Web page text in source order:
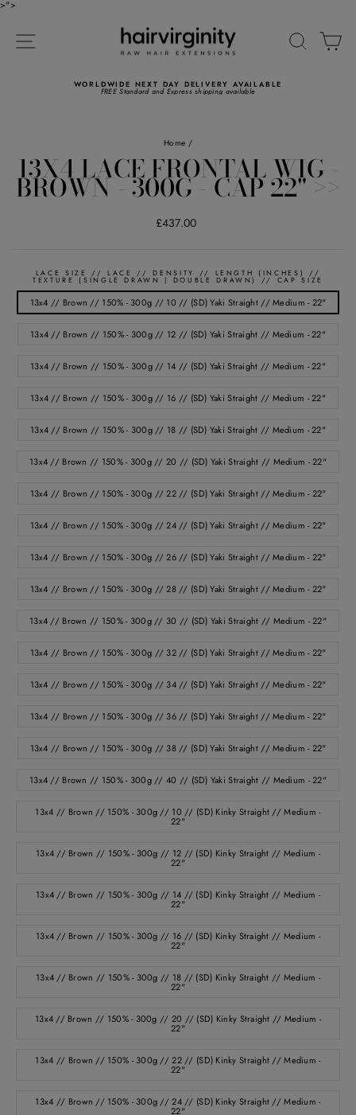
>">
Privacy
Policy
Skip
SITE NAVIGATION
WORLDWIDE NEXT DAY DELIVERY AVAILABLE
FREE Standard and Express shipping available
Home /
13X4 LACE FRONTAL WIG -
BROWN - 300G - CAP 22" >>
Regular
price
£437.00
LACE SIZE // LACE // DENSITY // LENGTH (INCHES) //
TEXTURE (SINGLE DRAWN | DOUBLE DRAWN) // CAP SIZE
13x4 // Brown // 150% - 300g // 10 // (SD) Yaki Straight // Medium - 22"
13x4 // Brown // 150% - 300g // 12 // (SD) Yaki Straight // Medium - 22"
13x4 // Brown // 150% - 300g // 14 // (SD) Yaki Straight // Medium - 22"
13x4 // Brown // 150% - 300g // 16 // (SD) Yaki Straight // Medium - 22"
13x4 // Brown // 150% - 300g // 18 // (SD) Yaki Straight // Medium - 22"
13x4 // Brown // 150% - 300g // 20 // (SD) Yaki Straight // Medium - 22"
13x4 // Brown // 150% - 300g // 22 // (SD) Yaki Straight // Medium - 22"
13x4 // Brown // 150% - 300g // 24 // (SD) Yaki Straight // Medium - 22"
13x4 // Brown // 150% - 300g // 26 // (SD) Yaki Straight // Medium - 22"
13x4 // Brown // 150% - 300g // 28 // (SD) Yaki Straight // Medium - 22"
13x4 // Brown // 150% - 300g // 30 // (SD) Yaki Straight // Medium - 22"
13x4 // Brown // 150% - 300g // 32 // (SD) Yaki Straight // Medium - 22"
13x4 // Brown // 150% - 300g // 34 // (SD) Yaki Straight // Medium - 22"
13x4 // Brown // 150% - 300g // 36 // (SD) Yaki Straight // Medium - 22"
13x4 // Brown // 150% - 300g // 38 // (SD) Yaki Straight // Medium - 22"
13x4 // Brown // 150% - 300g // 40 // (SD) Yaki Straight // Medium - 22"
13x4 // Brown // 150% - 300g // 10 // (SD) Kinky Straight // Medium -
22"
13x4 // Brown // 150% - 300g // 12 // (SD) Kinky Straight // Medium -
22"
13x4 // Brown // 150% - 300g // 14 // (SD) Kinky Straight // Medium -
22"
13x4 // Brown // 150% - 300g // 16 // (SD) Kinky Straight // Medium -
22"
13x4 // Brown // 150% - 300g // 18 // (SD) Kinky Straight // Medium -
22"
13x4 // Brown // 150% - 300g // 20 // (SD) Kinky Straight // Medium -
22"
13x4 // Brown // 150% - 300g // 22 // (SD) Kinky Straight // Medium -
22"
13x4 // Brown // 150% - 300g // 24 // (SD) Kinky Straight // Medium -
22"